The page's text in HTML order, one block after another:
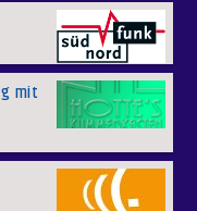
mit